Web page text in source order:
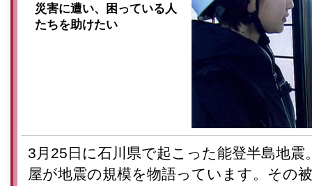
災害に遭い、困っている人
たちを助けたい
3月25日に石川県で起こった能登半島地
屋が地震の規模を物語っています。その